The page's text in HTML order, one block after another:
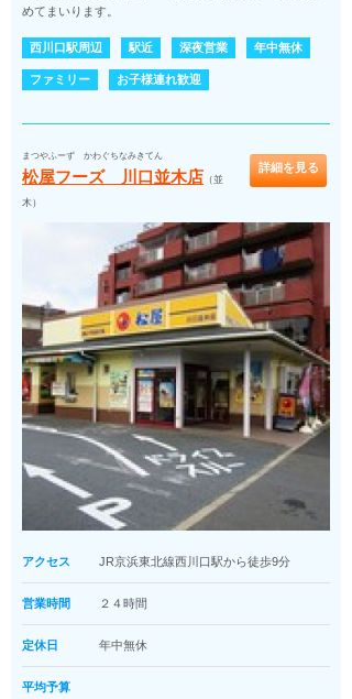
めてまいります。
西川口駅周辺 駅近 深夜営業 年中無休
ファミリー お子様連れ歓迎
まつやふーず かわぐちなみきてん
松屋フーズ 川口並木店 （並
木）
詳細を見る
アクセス JR京浜東北線西川口駅から徒歩9分
営業時間 ２４時間
定休日 年中無休
平均予算